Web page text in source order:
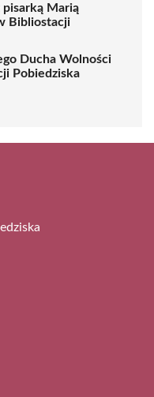
pisarką Marią
Bibliostacji
Ducha Wolności
Pobiedziska